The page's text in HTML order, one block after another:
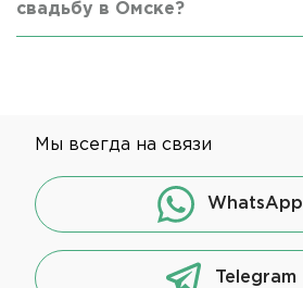
свадьбу в Омске?
Мы всегда на связи
WhatsApp
Telegram